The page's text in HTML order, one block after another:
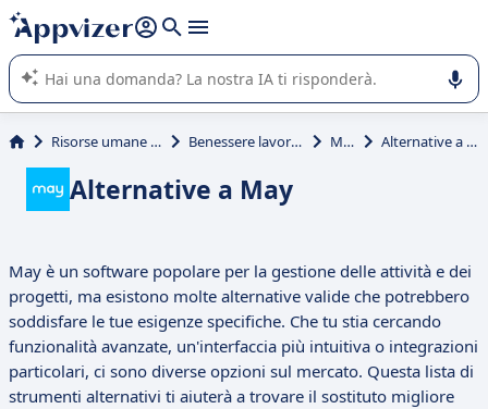
righe con
shift + enter
L'IA di Appvizer vi guida nell'utilizzo o nella scelta di un
software SaaS per la vostra azienda.
Risorse umane (HR) Benessere lavoratori May Alternative a May
Alternative a May
May è un software popolare per la gestione delle attività e dei
progetti, ma esistono molte alternative valide che potrebbero
soddisfare le tue esigenze specifiche. Che tu stia cercando
funzionalità avanzate, un'interfaccia più intuitiva o integrazioni
particolari, ci sono diverse opzioni sul mercato. Questa lista di
strumenti alternativi ti aiuterà a trovare il sostituto migliore